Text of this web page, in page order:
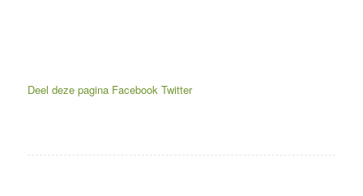
Deel deze pagina Facebook Twitter